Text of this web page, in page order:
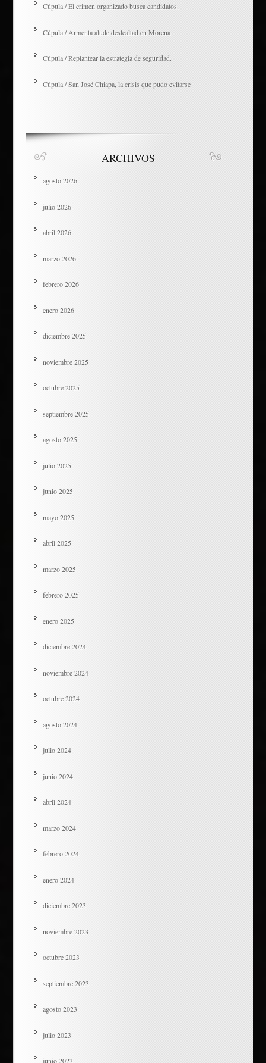
Cúpula / El crimen organizado busca candidatos.
Cúpula / Armenta alude deslealtad en Morena
Cúpula / Replantear la estrategia de seguridad.
Cúpula / San José Chiapa, la crisis que pudo evitarse
ARCHIVOS
agosto 2026
julio 2026
abril 2026
marzo 2026
febrero 2026
enero 2026
diciembre 2025
noviembre 2025
octubre 2025
septiembre 2025
agosto 2025
julio 2025
junio 2025
mayo 2025
abril 2025
marzo 2025
febrero 2025
enero 2025
diciembre 2024
noviembre 2024
octubre 2024
agosto 2024
julio 2024
junio 2024
abril 2024
marzo 2024
febrero 2024
enero 2024
diciembre 2023
noviembre 2023
octubre 2023
septiembre 2023
agosto 2023
julio 2023
junio 2023